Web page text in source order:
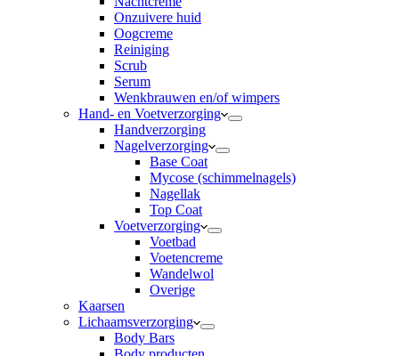
Onzuivere huid
Oogcreme
Reiniging
Scrub
Serum
Wenkbrauwen en/of wimpers
Hand- en Voetverzorging
Handverzorging
Nagelverzorging
Base Coat
Mycose (schimmelnagels)
Nagellak
Top Coat
Voetverzorging
Voetbad
Voetencreme
Wandelwol
Overige
Kaarsen
Lichaamsverzorging
Body Bars